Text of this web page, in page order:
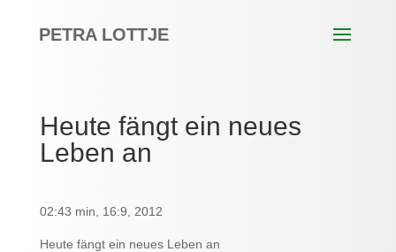
PETRA LOTTJE
Heute fängt ein neues
Leben an
02:43 min, 16:9, 2012
Heute fängt ein neues Leben an